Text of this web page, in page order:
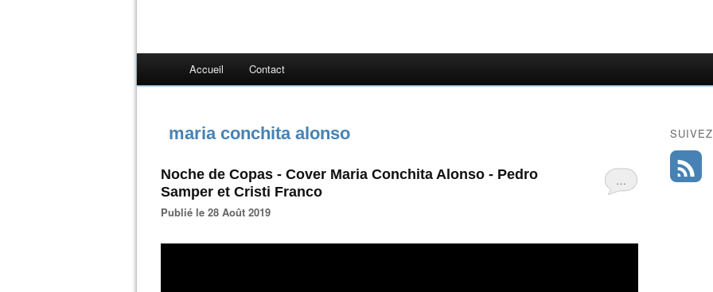
Accueil Contact
maria conchita alonso
…
Noche de Copas - Cover Maria Conchita Alonso - Pedro
Samper et Cristi Franco
Publié le 28 Août 2019